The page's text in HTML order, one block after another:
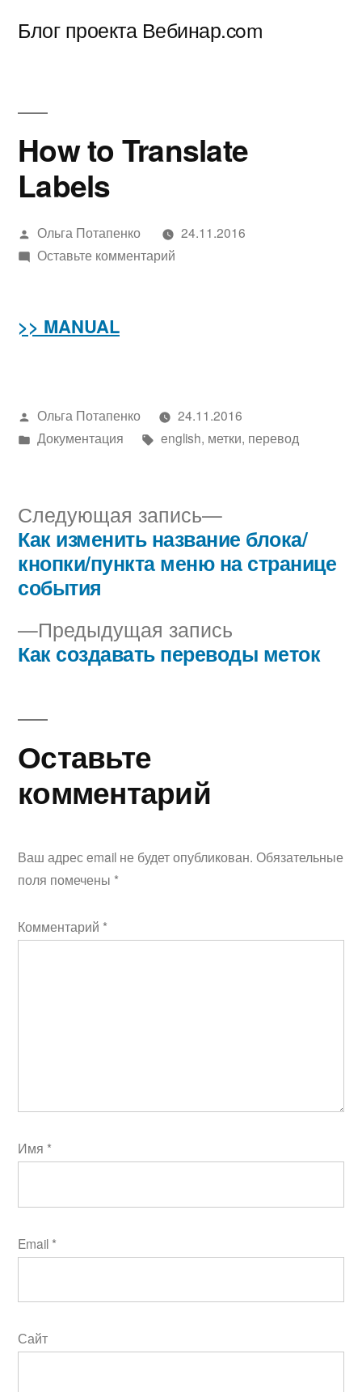
Блог проекта Вебинар.com
How to Translate
Labels
Написано
автором
Ольга Потапенко
24.11.2016
Оставьте комментарийк
>> MANUAL
Написано
автором
Ольга Потапенко
24.11.2016
Написано
Документация Метки:
english, метки, перевод
Навигация
по
записям
Предыдущая запись
запись:
Как создавать переводы меток
Следующая запись
Следующая
запись:
Как изменить название блока/
кнопки/пункта меню на странице
события
Оставьте
комментарий
Ваш адрес email не будет опубликован. Обязательные
поля помечены *
Комментарий *
Имя *
Email *
Сайт